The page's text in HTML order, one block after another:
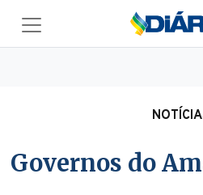
Governos do